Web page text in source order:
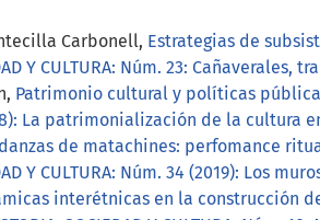
Carbonell, Estrategias de
Y CULTURA: Núm. 23:
Patrimonio cultural y políticas
La patrimonialización de la cultura
de matachines: perfomance
Y CULTURA: Núm. 34 (2019): Los
interétnicas en la construcción